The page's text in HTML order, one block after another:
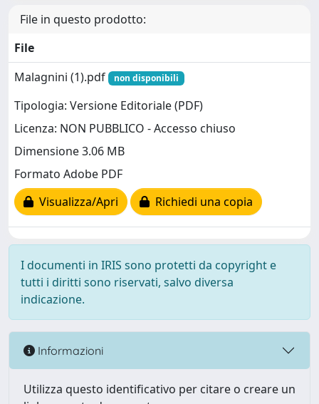
File in questo prodotto:
File
Malagnini (1).pdf
non disponibili
Tipologia: Versione Editoriale (PDF)
Licenza: NON PUBBLICO - Accesso chiuso
Dimensione 3.06 MB
Formato Adobe PDF
Visualizza/Apri
Richiedi una copia
I documenti in IRIS sono protetti da copyright e
tutti i diritti sono riservati, salvo diversa
indicazione.
Informazioni
Utilizza questo identificativo per citare o creare un